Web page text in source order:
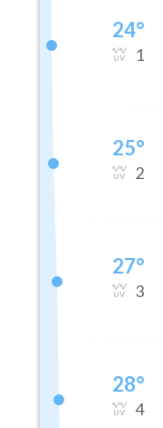
24°
1
25°
2
27°
3
28°
4